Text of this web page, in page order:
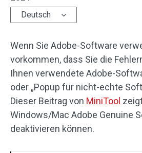
Deutsch
Wenn Sie Adobe-Software
vorkommen, dass Sie die
Ihnen verwendete Adobe-
oder „Popup für nicht-echte
Dieser Beitrag von MiniTool
Windows/Mac Adobe Genuine
deaktivieren können.